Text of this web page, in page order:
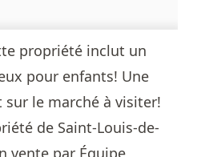
propriété inclut un
pour enfants! Une
le marché à visiter!
de Saint-Louis-de-
vente par Équipe